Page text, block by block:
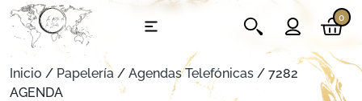
0
Inicio / Papelería / Agendas Telefónicas / 7282
AGENDA